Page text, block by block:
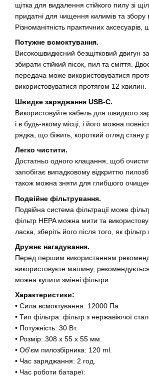
щітка для видалення стійкого пилу зі
придатні для чищення килимів та збору
Різноманітність практичних
Потужне всмоктування.
Високошвидкісний безщітковий двигун
збирати стійкий пісок, пил та сміття.
передача може використовуватися
використовуватися протягом 12 хвилин.
Швидке заряджання USB-C.
Використовуйте кабель для швидкого
і в будь-якому місці, і його можна
рядка, що біжить, короткий огляд стану
Легко чистити.
Достатньо одного клацання, щоб
запобігає випадковому відкриттю
також можна зняти для глибшого
Подвійне фільтрування.
Подвійна система фільтрації може
фільтр HEPA можна мити та
ласка, зберіть його після того, як
Дружнє нагадування.
Перед першим використанням
використовуєте машину,
можна купити змінні фільтри.
Характеристики:
• Сила всмоктування: 12000 Па
• Тип фільтра: фільтр з нержавіючої
• Потужність: 30 Вт.
• Розмір: 308 х 55 х 55 мм.
• Об'єм пилозбірника: 120 ml.
• Час заряджання: 2 год.
• Час роботи батареї: